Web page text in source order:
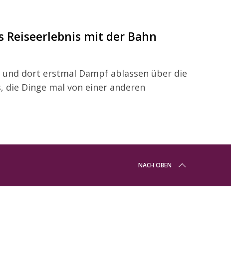
Reiseerlebnis mit der Bahn
und dort erstmal Dampf ablassen über die
Dinge mal von einer anderen
NACH OBEN